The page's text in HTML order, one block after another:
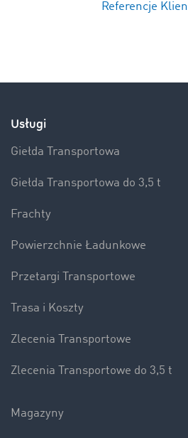
Referencje
Usługi
Giełda Transportowa
Giełda Transportowa do 3,5 t
Frachty
Powierzchnie Ładunkowe
Przetargi Transportowe
Trasa i Koszty
Zlecenia Transportowe
Zlecenia Transportowe do 3,5 t
Magazyny